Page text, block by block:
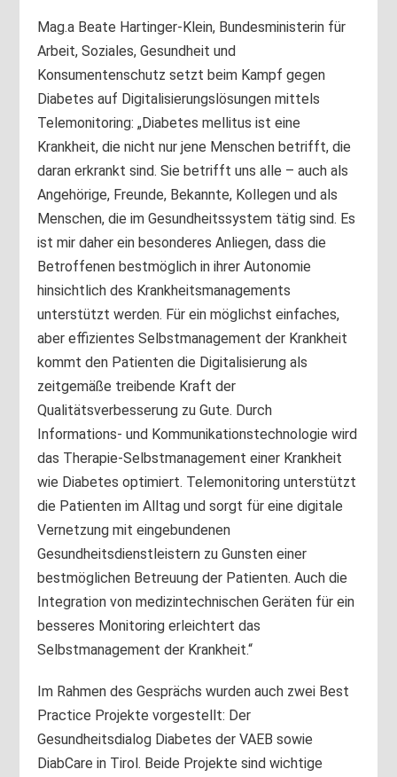
Mag.a Beate Hartinger-Klein, Bundesministerin für
Arbeit, Soziales, Gesundheit und
Konsumentenschutz setzt beim Kampf gegen
Diabetes auf Digitalisierungslösungen mittels
Telemonitoring: „Diabetes mellitus ist eine
Krankheit, die nicht nur jene Menschen betrifft, die
daran erkrankt sind. Sie betrifft uns alle – auch als
Angehörige, Freunde, Bekannte, Kollegen und als
Menschen, die im Gesundheitssystem tätig sind. Es
ist mir daher ein besonderes Anliegen, dass die
Betroffenen bestmöglich in ihrer Autonomie
hinsichtlich des Krankheitsmanagements
unterstützt werden. Für ein möglichst einfaches,
aber effizientes Selbstmanagement der Krankheit
kommt den Patienten die Digitalisierung als
zeitgemäße treibende Kraft der
Qualitätsverbesserung zu Gute. Durch
Informations- und Kommunikationstechnologie wird
das Therapie-Selbstmanagement einer Krankheit
wie Diabetes optimiert. Telemonitoring unterstützt
die Patienten im Alltag und sorgt für eine digitale
Vernetzung mit eingebundenen
Gesundheitsdienstleistern zu Gunsten einer
bestmöglichen Betreuung der Patienten. Auch die
Integration von medizintechnischen Geräten für ein
besseres Monitoring erleichtert das
Selbstmanagement der Krankheit.“
Im Rahmen des Gesprächs wurden auch zwei Best
Practice Projekte vorgestellt: Der
Gesundheitsdialog Diabetes der VAEB sowie
DiabCare in Tirol. Beide Projekte sind wichtige